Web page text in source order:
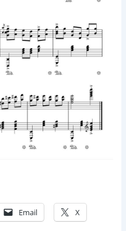
Email X